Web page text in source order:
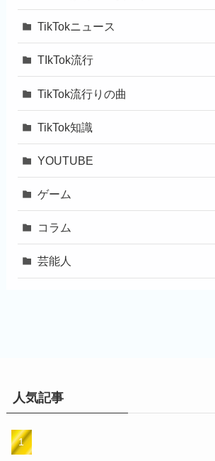
TikTokニュース
TIkTok流行
TikTok流行りの曲
TikTok知識
YOUTUBE
ゲーム
コラム
芸能人
人気記事